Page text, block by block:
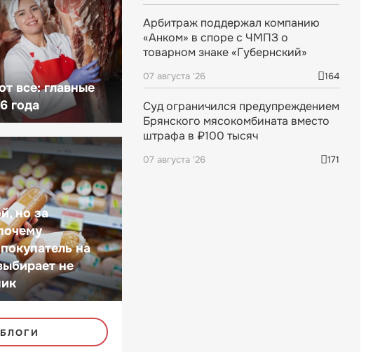
все: главные
года
но за
на
не
Арбитраж поддержал компанию
«Анком» в споре с ЧМПЗ о
товарном знаке «Губернский»
07 августа '26 164
Суд ограничился предупреждением
Брянского мясокомбината вместо
штрафа в ₽100 тысяч
07 августа '26 171